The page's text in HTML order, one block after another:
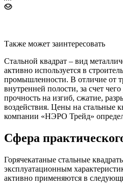
Также может заинтересовать
Стальной квадрат – вид
активно используется в
промышленности. В отличие от
внутренней полости, за счет
прочность на изгиб, сжатие,
воздействия. Цены на стальные
компании «НЭРО Трейд»
Сфера
Горячекатаные стальные
эксплуатационным
активно применяются в